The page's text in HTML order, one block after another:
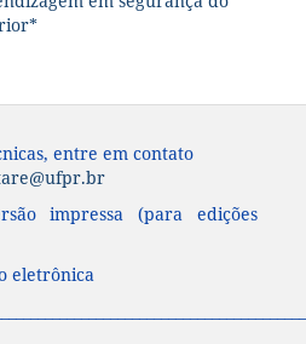
entre em contato
impressa (para edições
eletrônica